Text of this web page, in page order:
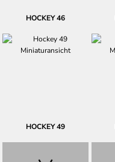
HOCKEY 46
HOCKEY 49